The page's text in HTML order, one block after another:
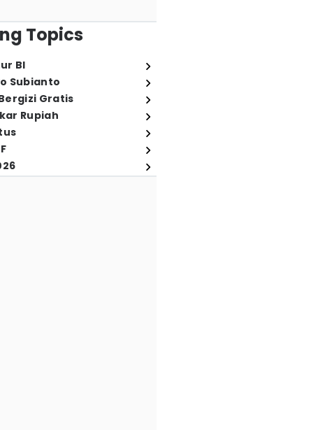
Topics
BI
Subianto
Gratis
Rupiah